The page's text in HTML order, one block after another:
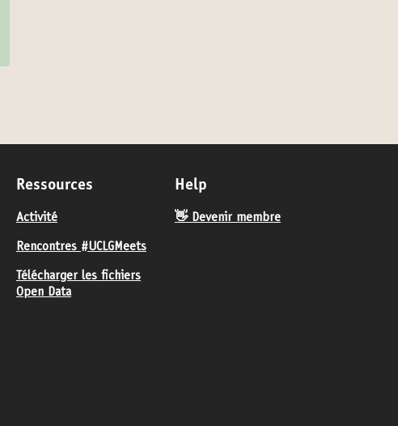
Ressources
Activité
Rencontres #UCLGMeets
Télécharger les fichiers
Open Data
Help
👋 Devenir membre